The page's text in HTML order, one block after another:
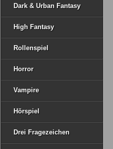
Dark & Urban Fantasy
High Fantasy
Rollenspiel
Horror
Vampire
Hörspiel
Drei Fragezeichen